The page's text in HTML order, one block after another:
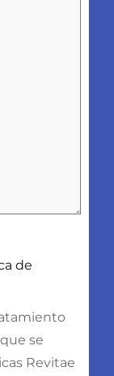
de
se
Revitae